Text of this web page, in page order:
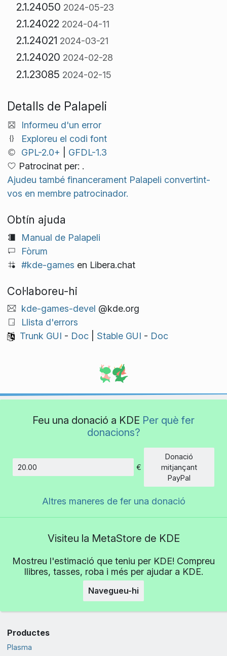
2.1.24050 2024-05-23
2.1.24022 2024-04-11
2.1.24021 2024-03-21
2.1.24020 2024-02-28
2.1.23085 2024-02-15
Detalls de Palapeli
Informeu d'un error
Exploreu el codi font
GPL-2.0+
GFDL-1.3
Patrocinat per: .
Ajudeu també financerament Palapeli convertint-
vos en membre patrocinador.
Obtín ajuda
Manual de Palapeli
Fòrum
#kde-games en Libera.chat
Col·laboreu-hi
kde-games-devel @kde.org
Llista d'errors
Trunk GUI - Doc| Stable GUI - Doc
Feu una donació a KDE Per què fer
donacions?
€
Donació
mitjançant
PayPal
Altres maneres de fer una donació
Visiteu la MetaStore de KDE
Mostreu l'estimació que teniu per KDE! Compreu
llibres, tasses, roba i més per ajudar a KDE.
Navegueu-hi
Productes
Plasma